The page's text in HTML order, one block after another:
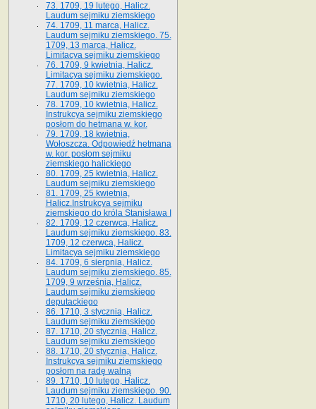
73. 1709, 19 lutego, Halicz.
Laudum sejmiku ziemskiego
74. 1709, 11 marca, Halicz.
Laudum sejmiku ziemskiego. 75.
1709, 13 marca, Halicz.
Limitacya sejmiku ziemskiego
76. 1709, 9 kwietnia, Halicz.
Limitacya sejmiku ziemskiego.
77. 1709, 10 kwietnia, Halicz.
Laudum sejmiku ziemskiego
78. 1709, 10 kwietnia, Halicz.
Instrukcya sejmiku ziemskiego
posłom do hetmana w. kor.
79. 1709, 18 kwietnia,
Wołoszcza. Odpowiedź hetmana
w. kor. posłom sejmiku
ziemskiego halickiego
80. 1709, 25 kwietnia, Halicz.
Laudum sejmiku ziemskiego
81. 1709, 25 kwietnia,
Halicz.Instrukcya sejmiku
ziemskiego do króla Stanisława I
82. 1709, 12 czerwca, Halicz.
Laudum sejmiku ziemskiego. 83.
1709, 12 czerwca, Halicz.
Limitacya sejmiku ziemskiego
84. 1709, 6 sierpnia, Halicz.
Laudum sejmiku ziemskiego. 85.
1709, 9 września, Halicz.
Laudum sejmiku ziemskiego
deputackiego
86. 1710, 3 stycznia, Halicz.
Laudum sejmiku ziemskiego
87. 1710, 20 stycznia, Halicz.
Laudum sejmiku ziemskiego
88. 1710, 20 stycznia, Halicz.
Instrukcya sejmiku ziemskiego
posłom na radę walną
89. 1710, 10 lutego, Halicz.
Laudum sejmiku ziemskiego. 90.
1710, 20 lutego, Halicz. Laudum